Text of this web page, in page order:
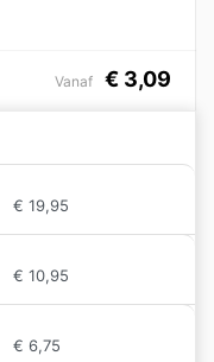
Vanaf € 3,09
€ 19,95
€ 10,95
€ 6,75